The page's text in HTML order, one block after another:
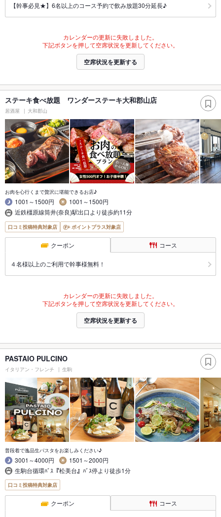
【幹事必見★】6名以上のコース予約で飲み放題30分延長♪
カレンダーの更新に失敗しました。
下記ボタンを押して空席状況を更新してください。
空席状況を更新する
ステーキ食べ放題 ワンダーステーキ大和郡山店
居酒屋 大和郡山
お肉を心行くまで贅沢に堪能できるお店♪
1001～1500円
1001～1500円
近鉄橿原線筒井(奈良)駅出口より徒歩約11分
口コミ投稿特典対象店 ポイントプラス対象店
クーポン コース
４名様以上のご利用で幹事様無料！
カレンダーの更新に失敗しました。
下記ボタンを押して空席状況を更新してください。
空席状況を更新する
PASTAIO PULCINO
イタリアン・フレンチ 生駒
普段着で逸品生パスタをお楽しみください♪
3001～4000円
1501～2000円
生駒台循環ﾊﾞｽ『松美台』ﾊﾞｽ停より徒歩1分
口コミ投稿特典対象店
クーポン コース